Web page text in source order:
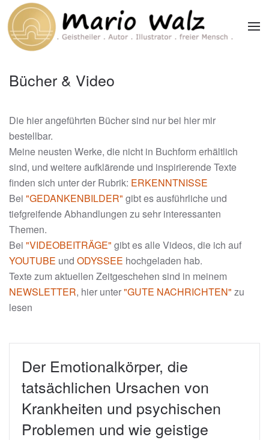
Zum Hauptinhalt springen
Bücher & Video
Die hier angeführten Bücher sind nur bei hier mir
bestellbar.
Meine neusten Werke, die nicht in Buchform erhältlich
sind, und weitere aufklärende und inspirierende Texte
finden sich unter der Rubrik: ERKENNTNISSE
Bei "GEDANKENBILDER" gibt es ausführliche und
tiefgreifende Abhandlungen zu sehr interessanten
Themen.
Bei "VIDEOBEITRÄGE" gibt es alle Videos, die ich auf
YOUTUBE und ODYSSEE hochgeladen hab.
Texte zum aktuellen Zeitgeschehen sind in meinem
NEWSLETTER, hier unter"GUTE NACHRICHTEN" zu
lesen
Der Emotionalkörper, die
tatsächlichen Ursachen von
Krankheiten und psychischen
Problemen und wie geistige